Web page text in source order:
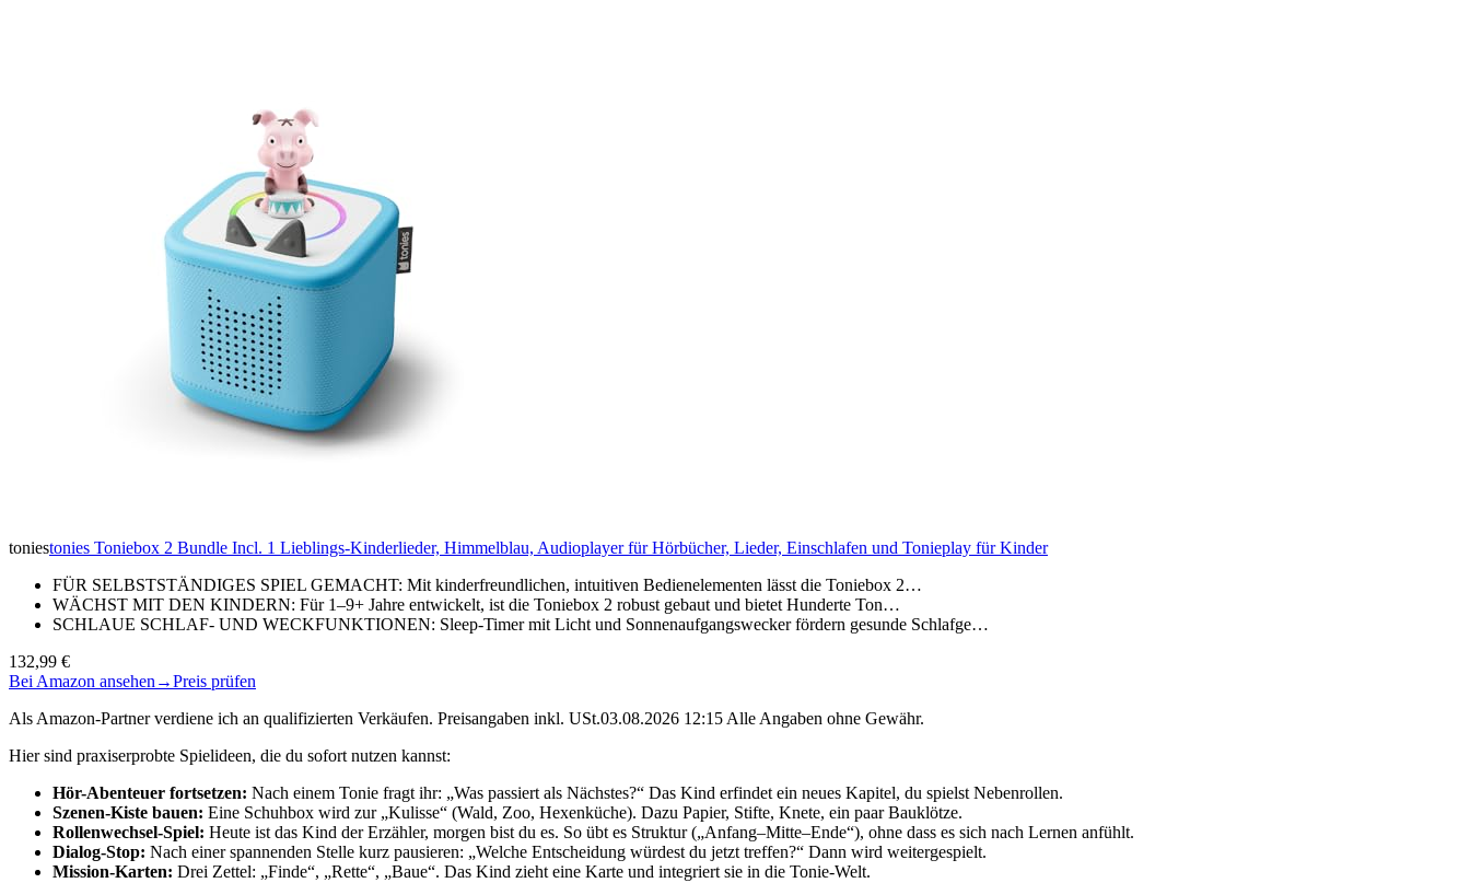
toniestonies Toniebox 2 Bundle Incl. 1 Lieblings-Kinderlieder, Himmelblau, Audioplayer für Hörbücher, Lieder, Einschlafen und Tonieplay für Kinder
FÜR SELBSTSTÄNDIGES SPIEL GEMACHT: Mit kinderfreundlichen, intuitiven Bedienelementen lässt die Toniebox 2…
WÄCHST MIT DEN KINDERN: Für 1–9+ Jahre entwickelt, ist die Toniebox 2 robust gebaut und bietet Hunderte Ton…
SCHLAUE SCHLAF- UND WECKFUNKTIONEN: Sleep-Timer mit Licht und Sonnenaufgangswecker fördern gesunde Schlafge…
132,99 €
Bei Amazon ansehen →Preis prüfen
Als Amazon-Partner verdiene ich an qualifizierten Verkäufen. Preisangaben inkl. USt.03.08.2026 12:15 Alle Angaben ohne Gewähr.
Hier sind praxiserprobte Spielideen, die du sofort nutzen kannst:
Hör-Abenteuer fortsetzen: Nach einem Tonie fragt ihr: „Was passiert als Nächstes?“ Das Kind erfindet ein neues Kapitel, du spielst Nebenrollen.
Szenen-Kiste bauen: Eine Schuhbox wird zur „Kulisse“ (Wald, Zoo, Hexenküche). Dazu Papier, Stifte, Knete, ein paar Bauklötze.
Rollenwechsel-Spiel: Heute ist das Kind der Erzähler, morgen bist du es. So übt es Struktur („Anfang–Mitte–Ende“), ohne dass es sich nach Lernen anfühlt.
Dialog-Stop: Nach einer spannenden Stelle kurz pausieren: „Welche Entscheidung würdest du jetzt treffen?“ Dann wird weitergespielt.
Mission-Karten: Drei Zettel: „Finde“, „Rette“, „Baue“. Das Kind zieht eine Karte und integriert sie in die Tonie-Welt.